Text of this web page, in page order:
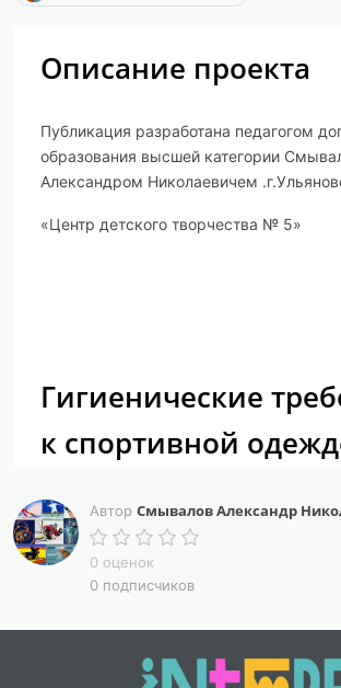
Описание проекта
Публикация разработана педагогом
образования высшей категории
Александром Николаевичем
«Центр детского творчества № 5»
Гигиенические
к спортивной
Спортивная одежда должна
оптимальное тепловое равновесие
спортом, обеспечивать эффективную
повреждений. Она должна быть легкой,
Автор Смывалов Александр
0 оценок
0 подписчиков